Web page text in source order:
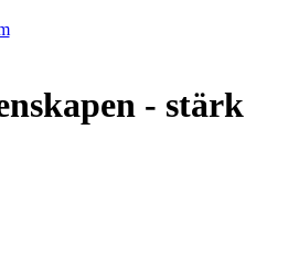
- stärk